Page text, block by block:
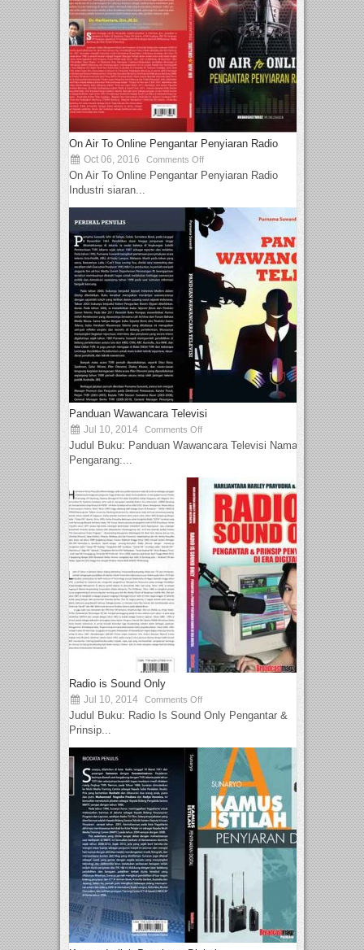
On Air To Online Pengantar Penyiaran Radio
Oct 06, 2016 Comments Off
On Air To Online Pengantar Penyiaran Radio
Industri siaran...
Panduan Wawancara Televisi
Jul 10, 2014 Comments Off
Judul Buku: Panduan Wawancara Televisi Nama
Pengarang:...
Radio is Sound Only
Jul 10, 2014 Comments Off
Judul Buku: Radio Is Sound Only Pengantar &
Prinsip...